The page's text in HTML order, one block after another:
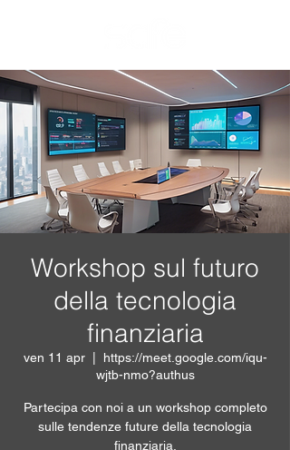
Workshop sul futuro
della tecnologia
finanziaria
ven 11 apr
  |
https://meet.google.com/iqu-
wjtb-nmo?authus
Partecipa con noi a un workshop completo
sulle tendenze future della tecnologia
finanziaria.